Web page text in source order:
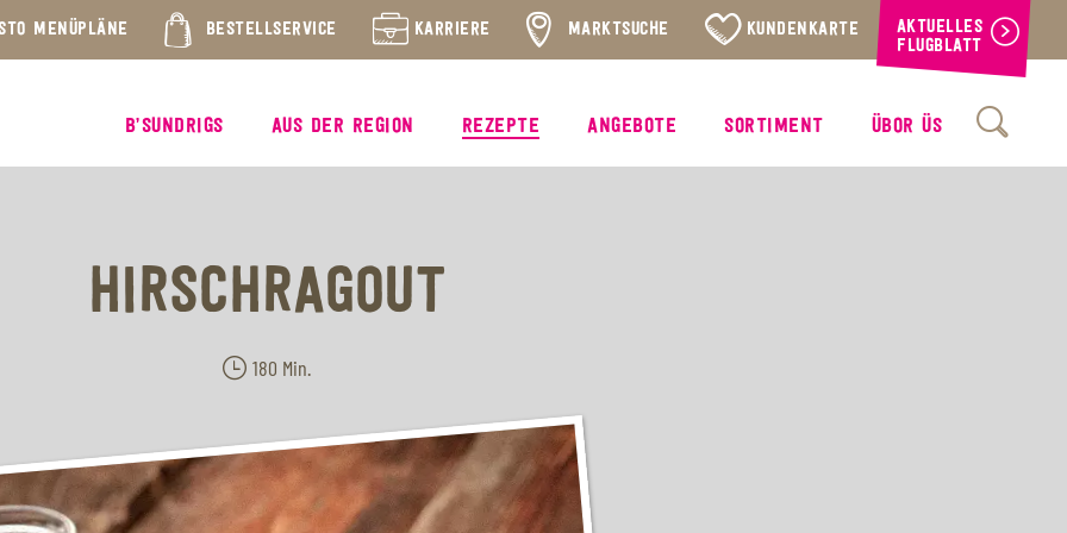
MENÜPLÄNE BESTELLSERVICE KARRIERE MARKTSUCHE KUNDENKARTE
AKTUELLES
FLUGBLATT
B’SUNDRIGS AUS DER REGION REZEPTE ANGEBOTE SORTIMENT ÜBOR ÜS
HIRSCHRAGOUT
180 Min.